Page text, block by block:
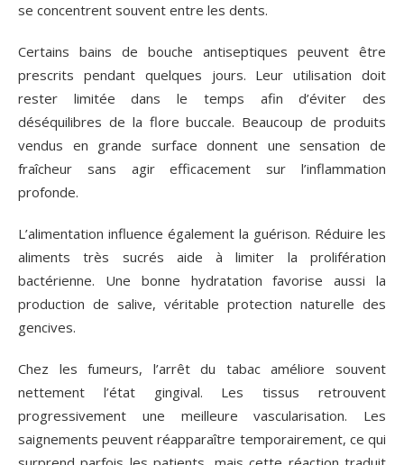
se concentrent souvent entre les dents.
Certains bains de bouche antiseptiques peuvent être
prescrits pendant quelques jours. Leur utilisation doit
rester limitée dans le temps afin d’éviter des
déséquilibres de la flore buccale. Beaucoup de produits
vendus en grande surface donnent une sensation de
fraîcheur sans agir efficacement sur l’inflammation
profonde.
L’alimentation influence également la guérison. Réduire les
aliments très sucrés aide à limiter la prolifération
bactérienne. Une bonne hydratation favorise aussi la
production de salive, véritable protection naturelle des
gencives.
Chez les fumeurs, l’arrêt du tabac améliore souvent
nettement l’état gingival. Les tissus retrouvent
progressivement une meilleure vascularisation. Les
saignements peuvent réapparaître temporairement, ce qui